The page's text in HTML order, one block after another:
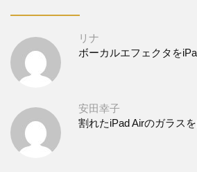
リナ
ボーカルエフェクタを
安田幸子
割れたiPad Airのガラス